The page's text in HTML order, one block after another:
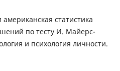
статистика
по тесту И. Майерс-
и психология личности.